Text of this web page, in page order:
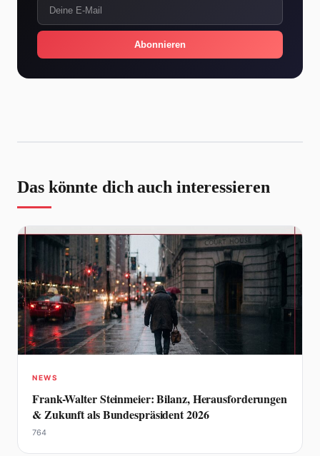
Abonnieren
Das könnte dich auch interessieren
NEWS
Frank-Walter Steinmeier: Bilanz, Herausforderungen
& Zukunft als Bundespräsident 2026
764